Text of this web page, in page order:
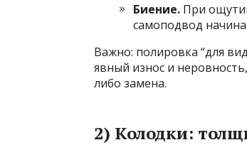
Биение. При
самоподвод
Важно: полировка “для
явный износ и
либо замена.
2) Колодки: